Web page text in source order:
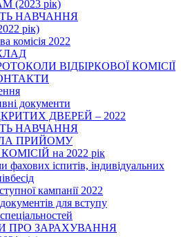
рік)
НАВЧАННЯ
рік)
комісія 2022
ВІДБІРКОВОЇ КОМІСІЇ
документи
ДВЕРЕЙ – 2022
НАВЧАННЯ
ПРИЙОМУ
на 2022 рік
фахових іспитів, індивідуальних
кампанії 2022
для вступу
ПРО ЗАРАХУВАННЯ